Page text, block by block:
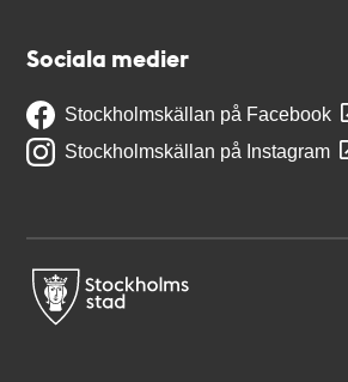
Sociala medier
Stockholmskällan på Facebook
Stockholmskällan på Instagram